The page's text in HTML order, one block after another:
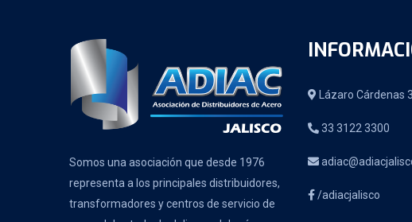
Somos una asociación que desde 1976
representa a los principales distribuidores,
transformadores y centros de servicio de
Lázaro Cárdenas
33 3122 3300
/adiacjalisco